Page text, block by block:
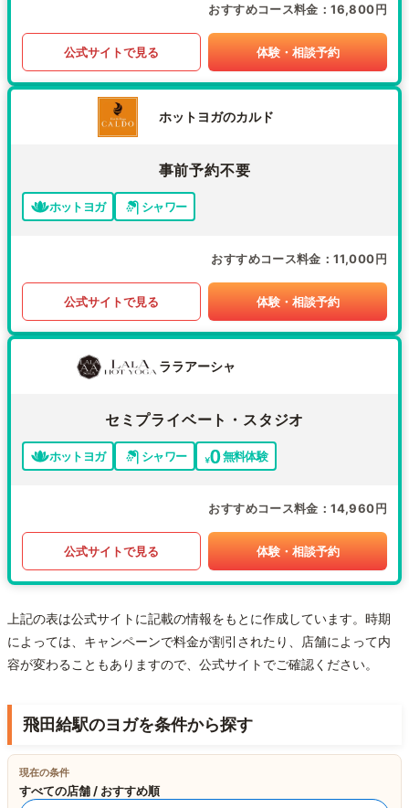
おすすめコース料金 16,800円
公式サイトで見る 体験・相談予約
ホットヨガのカルド
事前予約不要
ホットヨガ シャワー
おすすめコース料金 11,000円
公式サイトで見る 体験・相談予約
ララアーシャ
セミプライベート・スタジオ
ホットヨガ シャワー 無料体験
おすすめコース料金 14,960円
公式サイトで見る 体験・相談予約
上記の表は公式サイトに記載の情報をもとに作成しています。時期
によっては、キャンペーンで料金が割引されたり、店舗によって内
容が変わることもありますので、公式サイトでご確認ください。
飛田給駅のヨガを条件から探す
現在の条件
すべての店舗 / おすすめ順